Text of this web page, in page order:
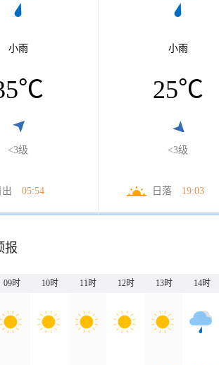
小雨
℃
<3级
出 05:54
小雨
25℃
<3级
日落 19:03
报
09时 10时 11时 12时 13时 14时